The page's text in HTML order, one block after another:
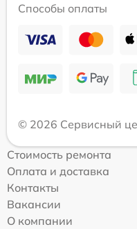
Способы оплаты
© 2026 Сервисный
Стоимость ремонта
Оплата и доставка
Контакты
Вакансии
О компании